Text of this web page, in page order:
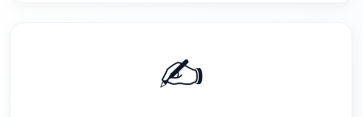
✍️